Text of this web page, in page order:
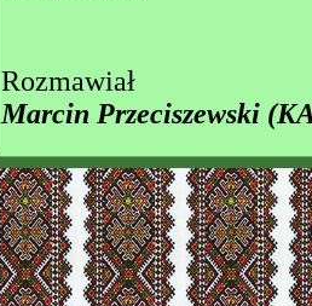
Rozmawiał
Marcin Przeciszewski